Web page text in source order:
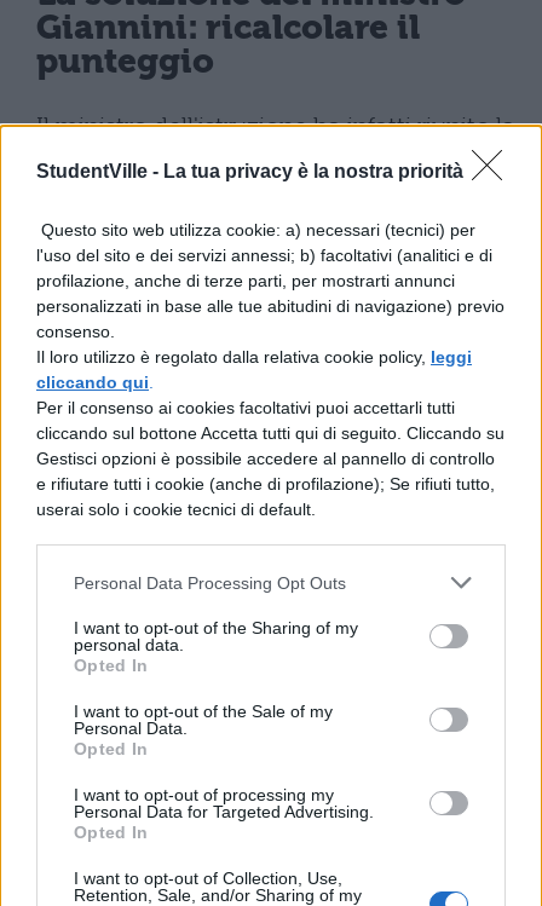
StudentVille - La tua privacy è la nostra priorità
Questo sito web utilizza cookie: a) necessari (tecnici) per
l'uso del sito e dei servizi annessi; b) facoltativi (analitici e di
profilazione, anche di terze parti, per mostrarti annunci
personalizzati in base alle tue abitudini di navigazione) previo
consenso.
Il loro utilizzo è regolato dalla relativa cookie policy, leggi
cliccando qui
Per il consenso ai cookies facoltativi puoi accettarli tutti
cliccando sul bottone Accetta tutti qui di seguito. Cliccando su
Gestisci opzioni è possibile accedere al pannello di controllo
e rifiutare tutti i cookie (anche di profilazione); Se rifiuti tutto,
userai solo i cookie tecnici di default.
Personal Data Processing Opt Outs
I want to opt-out of the Sharing of my
personal data.
Opted In
I want to opt-out of the Sale of my
Personal Data.
Opted In
I want to opt-out of processing my
Personal Data for Targeted Advertising.
Opted In
I want to opt-out of Collection, Use,
Retention, Sale, and/or Sharing of my
Giannini: ricalcolare il
punteggio
Il ministro dell'istruzione ha infatti riunito la
Commissione nazionale incaricata di
analisi deitest Specializzazioni Medicina
dell'Area Medica e dell'Area dei Servizi
Clinici, la Commissione ha ritenuto, per
entrambe, valide ai fini della selezione 28
domande su 30. Infatti, la maggior parte dei
settori scientifico-disciplinari è comune ad
entrambe le aree. Successivamente, con un
confronto avuto con l'Avvocatura dello
Stato e il verbale della Commissione, si è
deciso di ricalcolare il punteggio dei
candidati, eliminando le due domande non
comuni alle due aree.
Una soluzione trovata in tempi rapidissimi,
soprattutto per evitare gli innumerevoli
ricorsi pronti già per essere presentati.
Dunque, gli 8.319 candidati non dovranno
rifare ilTest Specializzazioni Medicina